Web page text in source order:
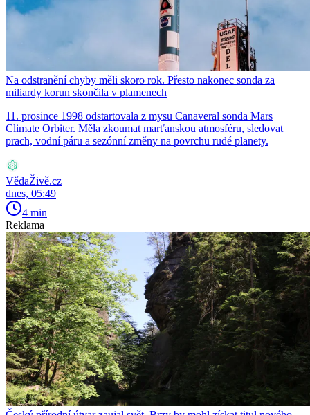
Na odstranění chyby měli skoro rok. Přesto nakonec sonda za
miliardy korun skončila v plamenech
11. prosince 1998 odstartovala z mysu Canaveral sonda Mars
Climate Orbiter. Měla zkoumat marťanskou atmosféru, sledovat
prach, vodní páru a sezónní změny na povrchu rudé planety.
VědaŽivě.cz
dnes, 05:49
4 min
Reklama